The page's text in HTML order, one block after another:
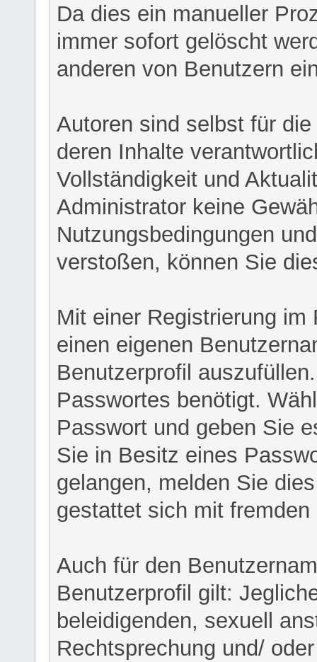
Da dies ein manueller
immer sofort gelöscht
anderen von Benutzern
Autoren sind selbst für
deren Inhalte
Vollständigkeit und
Administrator keine
Nutzungsbedingungen
verstoßen, können Sie
Mit einer Registrierung
einen eigenen
Benutzerprofil
Passwortes benötigt.
Passwort und geben Sie
Sie in Besitz eines
gelangen, melden Sie
gestattet sich mit
Auch für den
Benutzerprofil gilt:
beleidigenden, sexuell
Rechtsprechung und/